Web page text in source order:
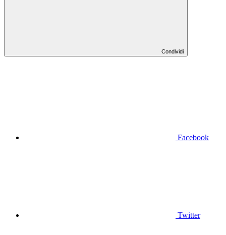
Condividi
Facebook
Twitter